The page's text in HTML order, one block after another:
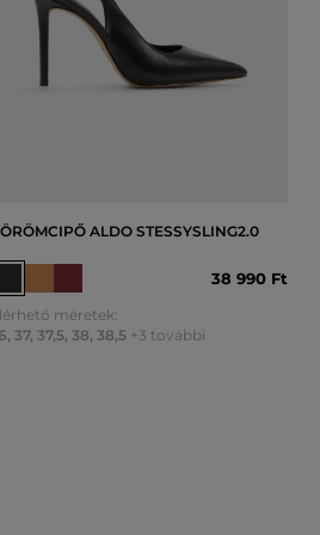
ALDO STESSYSLING2.0
38 990 Ft
méretek:
, 37, 37,5, 38, 38,5 +3 további